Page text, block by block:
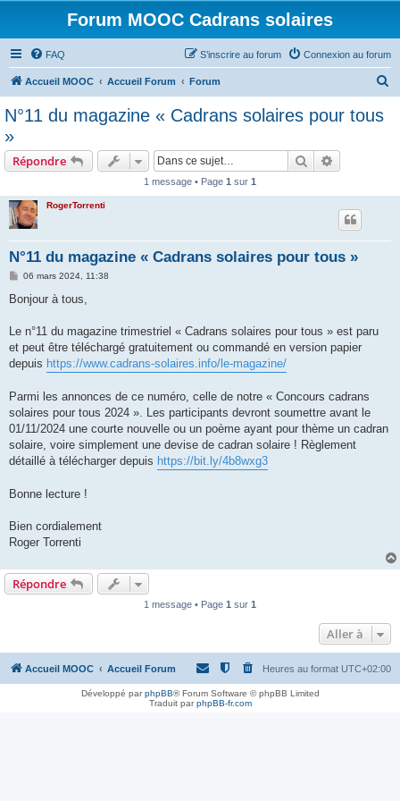
Forum MOOC Cadrans solaires
FAQ Connexion au forum
S’inscrire au forum
Accueil MOOC Accueil Forum Forum
N°11 du magazine « Cadrans solaires pour tous
»
Répondre Rechercher
1 message • Page 1 sur 1
RogerTorrenti
N°11 du magazine « Cadrans solaires pour tous »
M
s
g
06 mars 2024, 11:38
Bonjour à tous,
Le n°11 du magazine trimestriel « Cadrans solaires pour tous » est paru
et peut être téléchargé gratuitement ou commandé en version papier
depuis https://www.cadrans-solaires.info/le-magazine/
Parmi les annonces de ce numéro, celle de notre « Concours cadrans
solaires pour tous 2024 ». Les participants devront soumettre avant le
01/11/2024 une courte nouvelle ou un poème ayant pour thème un cadran
solaire, voire simplement une devise de cadran solaire ! Règlement
détaillé à télécharger depuis https://bit.ly/4b8wxg3
Bonne lecture !
Bien cordialement
Roger Torrenti
Répondre
1 message • Page 1 sur 1
Aller à
Accueil MOOC Accueil Forum Heures au format UTC+02:00
Développé parphpBB® Forum Software © phpBB Limited
Traduit parphpBB-fr.com